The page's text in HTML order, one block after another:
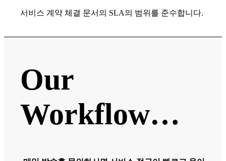
서비스 계약 체결 문서의 SLA의 범위를 준수합니다.
Our
Workflow…